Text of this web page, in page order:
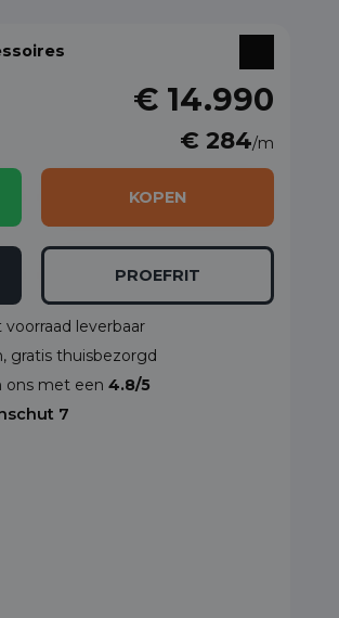
€ 14.990
€ 284/m
KOPEN
PROEFRIT
leverbaar
gratis thuisbezorgd
ons met een 4.8/5
7